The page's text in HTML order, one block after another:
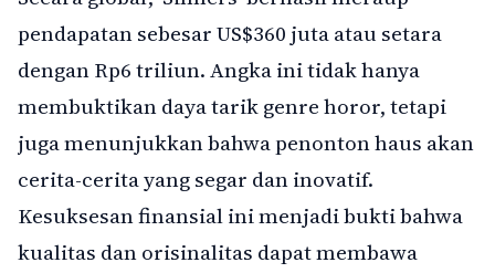
pendapatan sebesar US$360 juta atau setara
dengan Rp6 triliun. Angka ini tidak hanya
membuktikan daya tarik genre horor, tetapi
juga menunjukkan bahwa penonton haus akan
cerita-cerita yang segar dan inovatif.
Kesuksesan finansial ini menjadi bukti bahwa
kualitas dan orisinalitas dapat membawa